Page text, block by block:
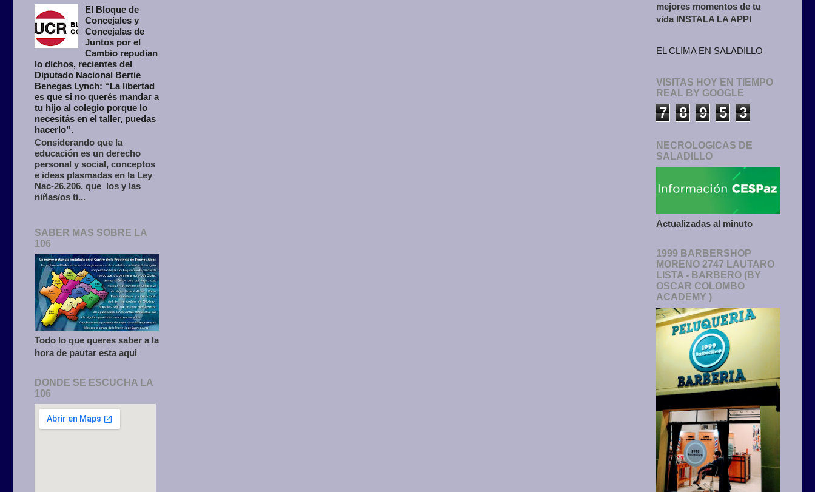
El Bloque de
Concejales y
Concejalas de
Juntos por el
Cambio repudian
lo dichos, recientes del
Diputado Nacional Bertie
Benegas Lynch: “La libertad
es que si no querés mandar a
tu hijo al colegio porque lo
necesitás en el taller, puedas
hacerlo”.
Considerando que la
educación es un derecho
personal y social, conceptos
e ideas plasmadas en la Ley
Nac-26.206, que los y las
niñas/os ti...
SABER MAS SOBRE LA
106
Todo lo que queres saber a la
hora de pautar esta aqui
DONDE SE ESCUCHA LA
106
mejores momentos de tu
vida INSTALA LA APP!
EL CLIMA EN SALADILLO
VISITAS HOY EN TIEMPO
REAL BY GOOGLE
7 8 9 5 3
NECROLOGICAS DE
SALADILLO
Actualizadas al minuto
1999 BARBERSHOP
MORENO 2747 LAUTARO
LISTA - BARBERO (BY
OSCAR COLOMBO
ACADEMY )